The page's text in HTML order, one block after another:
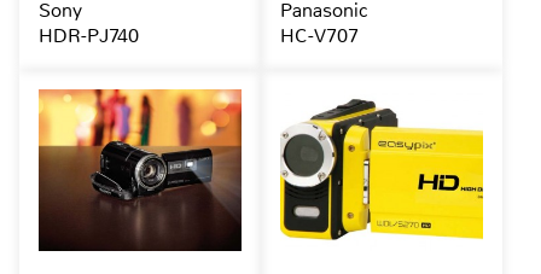
Sony
HDR-PJ740
Panasonic
HC-V707